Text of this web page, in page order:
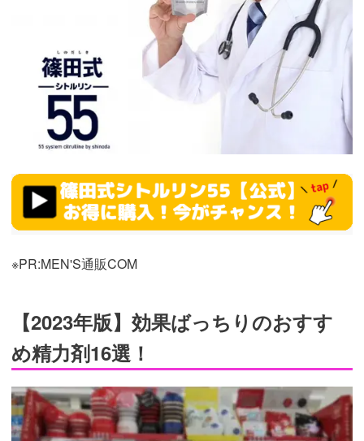
https://fam-
ad.com/ad/p/r?
_site=67781&_article=21914
※PR:MEN'S通販COM
【2023年版】効果ばっちりのおすす
め精力剤16選！